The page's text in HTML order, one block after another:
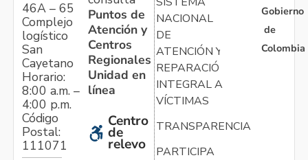
46A – 65
Complejo
logístico
San
Cayetano
Horario:
8:00 a.m. –
4:00 p.m.
Código
Postal:
111071
Puntos de
Atención y
Centros
Regionales
Unidad en
línea
Centro
de
relevo
NACIONAL
DE
ATENCIÓN Y
REPARACIÓN
INTEGRAL A
VÍCTIMAS
TRANSPARENCIA
PARTICIPA
Gobierno
de
Colombia